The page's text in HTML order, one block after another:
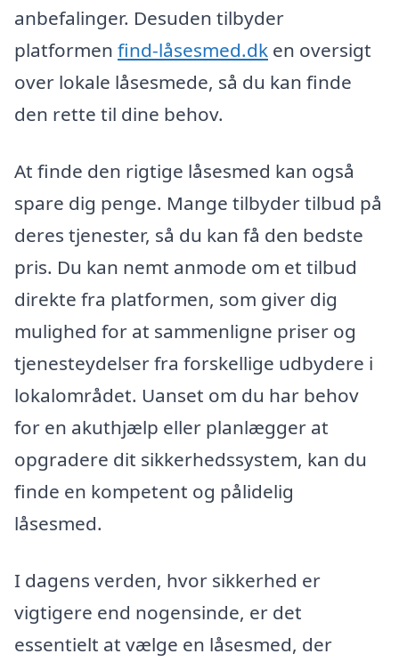
anbefalinger. Desuden tilbyder
platformen find-låsesmed.dk en oversigt
over lokale låsesmede, så du kan finde
den rette til dine behov.
At finde den rigtige låsesmed kan også
spare dig penge. Mange tilbyder tilbud på
deres tjenester, så du kan få den bedste
pris. Du kan nemt anmode om et tilbud
direkte fra platformen, som giver dig
mulighed for at sammenligne priser og
tjenesteydelser fra forskellige udbydere i
lokalområdet. Uanset om du har behov
for en akuthjælp eller planlægger at
opgradere dit sikkerhedssystem, kan du
finde en kompetent og pålidelig
låsesmed.
I dagens verden, hvor sikkerhed er
vigtigere end nogensinde, er det
essentielt at vælge en låsesmed, der